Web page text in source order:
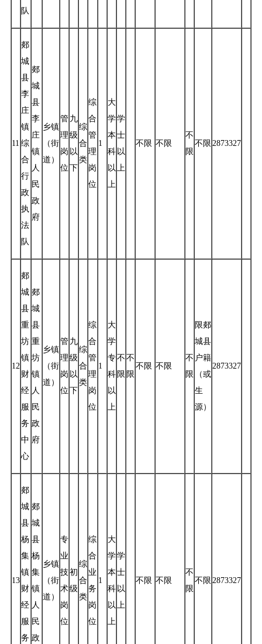
队
11
郯
城
县
李
庄
镇
综
合
行
政
执
法
队
郯
城
县
李
庄
镇
人
民
政
府
乡镇
（街
道）
管
理
岗
位
九
级
以
下
综
合
类
综
合
管
理
岗
位
1
大
学
本
科
以
上
学
士
以
上
不限 不限
不
限
不限 2873327
12
郯
城
县
重
坊
镇
财
经
服
务
中
心
郯
城
县
重
坊
镇
人
民
政
府
乡镇
（街
道）
管
理
岗
位
九
级
以
下
综
合
类
综
合
管
理
岗
位
1
大
学
专
科
以
上
不
限
不
限
不限 不限
不
限
限郯
城县
户籍
（或
生
源）
2873327
13
郯
城
县
杨
集
镇
财
经
服
务
郯
城
县
杨
集
镇
人
民
政
乡镇
（街
道）
专
业
技
术
岗
位
初
级
综
合
类
综
合
业
务
岗
位
1
大
学
本
科
以
上
学
士
以
上
不限 不限
不
限
不限 2873327